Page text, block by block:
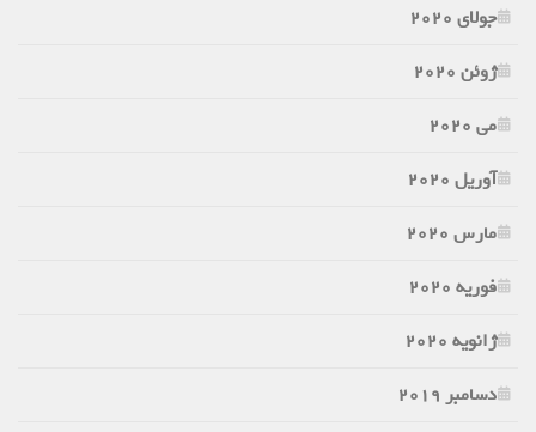
جولای 2020
ژوئن 2020
می 2020
آوریل 2020
مارس 2020
فوریه 2020
ژانویه 2020
دسامبر 2019